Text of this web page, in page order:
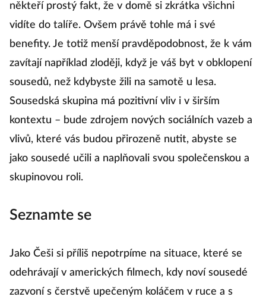
někteří prostý fakt, že v domě si zkrátka všichni
vidíte do talíře. Ovšem právě tohle má i své
benefity. Je totiž menší pravděpodobnost, že k vám
zavítají například zloději, když je váš byt v obklopení
sousedů, než kdybyste žili na samotě u lesa.
Sousedská skupina má pozitivní vliv i v širším
kontextu – bude zdrojem nových sociálních vazeb a
vlivů, které vás budou přirozeně nutit, abyste se
jako sousedé učili a naplňovali svou společenskou a
skupinovou roli.
Seznamte se
Jako Češi si příliš nepotrpíme na situace, které se
odehrávají v amerických filmech, kdy noví sousedé
zazvoní s čerstvě upečeným koláčem v ruce a s